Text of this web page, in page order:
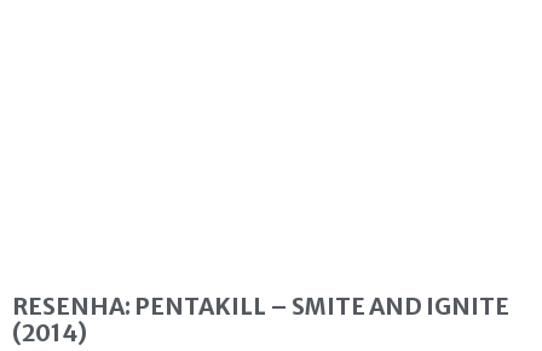
RESENHA: PENTAKILL – SMITE AND IGNITE
(2014)